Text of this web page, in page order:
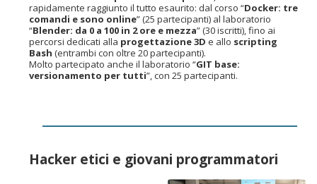
rapidamente raggiunto il tutto esaurito: dal corso “Docker: tre
comandi e sono online” (25 partecipanti) al laboratorio
“Blender: da 0 a 100 in 2 ore e mezza” (30 iscritti), fino ai
percorsi dedicati alla progettazione 3D e allo scripting
Bash (entrambi con oltre 20 partecipanti).
Molto partecipato anche il laboratorio “GIT base:
versionamento per tutti”, con 25 partecipanti.
Hacker etici e giovani programmatori